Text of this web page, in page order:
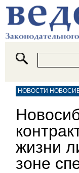
НОВОСТИ
жизни
зоне